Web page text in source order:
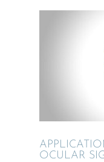
OCULAR